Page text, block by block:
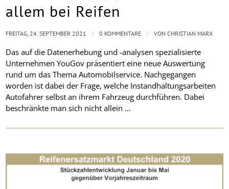
allem bei Reifen
Das auf die Datenerhebung und -analysen spezialisierte
Unternehmen YouGov präsentiert eine neue Auswertung
rund um das Thema Automobilservice. Nachgegangen
worden ist dabei der Frage, welche Instandhaltungsarbeiten
Autofahrer selbst an ihrem Fahrzeug durchführen. Dabei
beschränkte man sich nicht allein …
FREITAG, 24. SEPTEMBER 2021 / 0 KOMMENTARE / VONCHRISTIAN MARX